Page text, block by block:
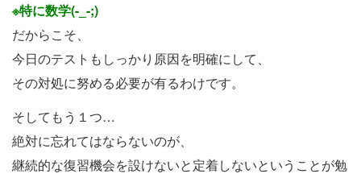
※特に数学(-_-;)
だからこそ、
今日のテストもしっかり原因を明確にして、
その対処に努める必要が有るわけです。
そしてもう１つ…
絶対に忘れてはならないのが、
継続的な復習機会を設けないと定着しないということが勉